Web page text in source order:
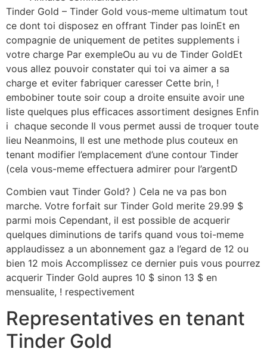
Tinder Gold – Tinder Gold vous-meme ultimatum tout
ce dont toi disposez en offrant Tinder pas loinEt en
compagnie de uniquement de petites supplements i
votre charge Par exempleOu au vu de Tinder GoldEt
vous allez pouvoir constater qui toi va aimer a sa
charge et eviter fabriquer caresser Cette brin, !
embobiner toute soir coup a droite ensuite avoir une
liste quelques plus efficaces assortiment designes Enfin
i chaque seconde Il vous permet aussi de troquer toute
lieu Neanmoins, Il est une methode plus couteux en
tenant modifier l’emplacement d’une contour Tinder
(cela vous-meme effectuera admirer pour l’argentD
Combien vaut Tinder Gold? ) Cela ne va pas bon
marche. Votre forfait sur Tinder Gold merite 29.99 $
parmi mois Cependant, il est possible de acquerir
quelques diminutions de tarifs quand vous toi-meme
applaudissez a un abonnement gaz a l’egard de 12 ou
bien 12 mois Accomplissez ce dernier puis vous pourrez
acquerir Tinder Gold aupres 10 $ sinon 13 $ en
mensualite, ! respectivement
Representatives en tenant
Tinder Gold